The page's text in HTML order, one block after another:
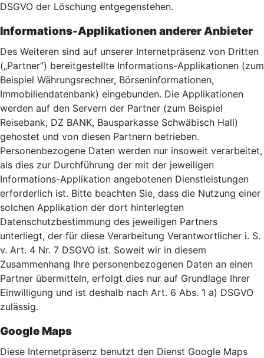
DSGVO der Löschung entgegenstehen.
Informations-Applikationen anderer Anbieter
Des Weiteren sind auf unserer Internetpräsenz von Dritten
(„Partner”) bereitgestellte Informations-Applikationen (zum
Beispiel Währungsrechner, Börseninformationen,
Immobiliendatenbank) eingebunden. Die Applikationen
werden auf den Servern der Partner (zum Beispiel
Reisebank, DZ BANK, Bausparkasse Schwäbisch Hall)
gehostet und von diesen Partnern betrieben.
Personenbezogene Daten werden nur insoweit verarbeitet,
als dies zur Durchführung der mit der jeweiligen
Informations-Applikation angebotenen Dienstleistungen
erforderlich ist. Bitte beachten Sie, dass die Nutzung einer
solchen Applikation der dort hinterlegten
Datenschutzbestimmung des jeweiligen Partners
unterliegt, der für diese Verarbeitung Verantwortlicher i. S.
v. Art. 4 Nr. 7 DSGVO ist. Soweit wir in diesem
Zusammenhang Ihre personenbezogenen Daten an einen
Partner übermitteln, erfolgt dies nur auf Grundlage Ihrer
Einwilligung und ist deshalb nach Art. 6 Abs. 1 a) DSGVO
zulässig.
Google Maps
Diese Internetpräsenz benutzt den Dienst Google Maps